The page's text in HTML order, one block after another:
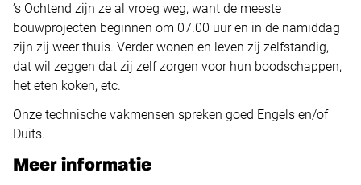
’s Ochtend zijn ze al vroeg weg, want de meeste
bouwprojecten beginnen om 07.00 uur en in de namiddag
zijn zij weer thuis. Verder wonen en leven zij zelfstandig,
dat wil zeggen dat zij zelf zorgen voor hun boodschappen,
het eten koken, etc.
Onze technische vakmensen spreken goed Engels en/of
Duits.
Meer informatie